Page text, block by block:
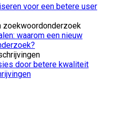
voor een betere user
waarom een nieuw
door betere kwaliteit